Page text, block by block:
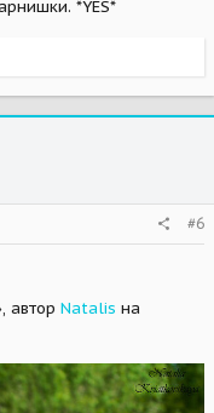
*YES*
#6
автор Natalis на